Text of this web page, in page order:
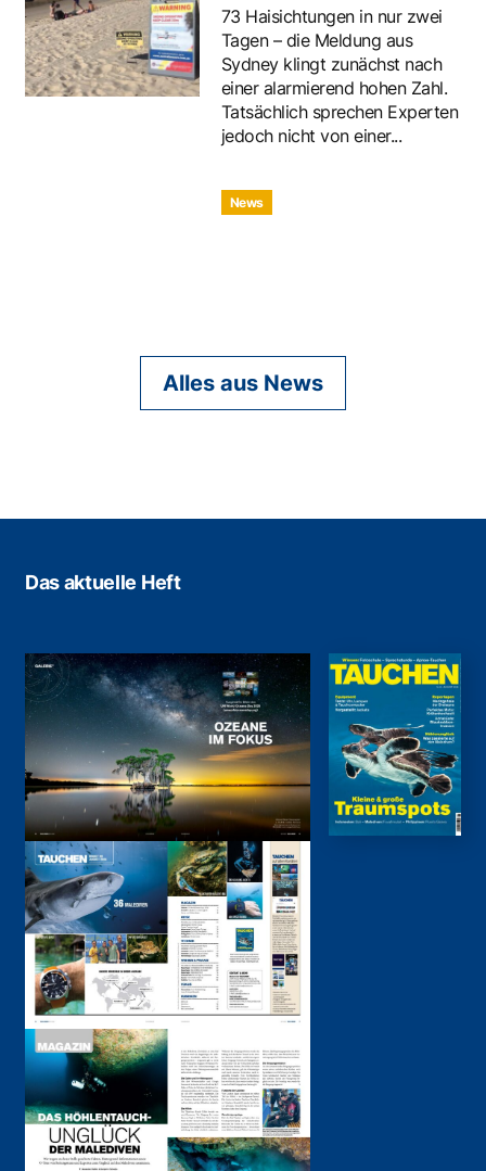
73 Haisichtungen in nur zwei
Tagen – die Meldung aus
Sydney klingt zunächst nach
einer alarmierend hohen Zahl.
Tatsächlich sprechen Experten
jedoch nicht von einer...
News
Alles aus News
Das aktuelle Heft